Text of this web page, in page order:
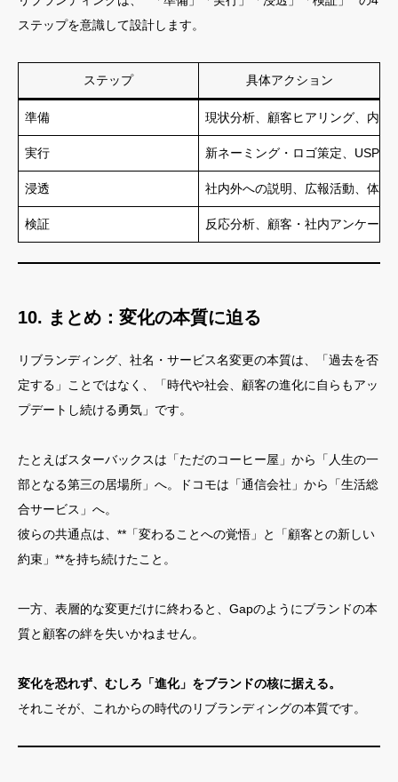
ステップを意識して設計します。
ステップ 具体アクション
準備 現状分析、顧客ヒアリング、内部
実行 新ネーミング・ロゴ策定、USP再
浸透 社内外への説明、広報活動、体験
検証 反応分析、顧客・社内アンケート
10. まとめ：変化の本質に迫る
リブランディング、社名・サービス名変更の本質は、「過去を否
定する」ことではなく、「時代や社会、顧客の進化に自らもアッ
プデートし続ける勇気」です。
たとえばスターバックスは「ただのコーヒー屋」から「人生の一
部となる第三の居場所」へ。ドコモは「通信会社」から「生活総
合サービス」へ。
彼らの共通点は、**「変わることへの覚悟」と「顧客との新しい
約束」**を持ち続けたこと。
一方、表層的な変更だけに終わると、Gapのようにブランドの本
質と顧客の絆を失いかねません。
変化を恐れず、むしろ「進化」をブランドの核に据える。
それこそが、これからの時代のリブランディングの本質です。